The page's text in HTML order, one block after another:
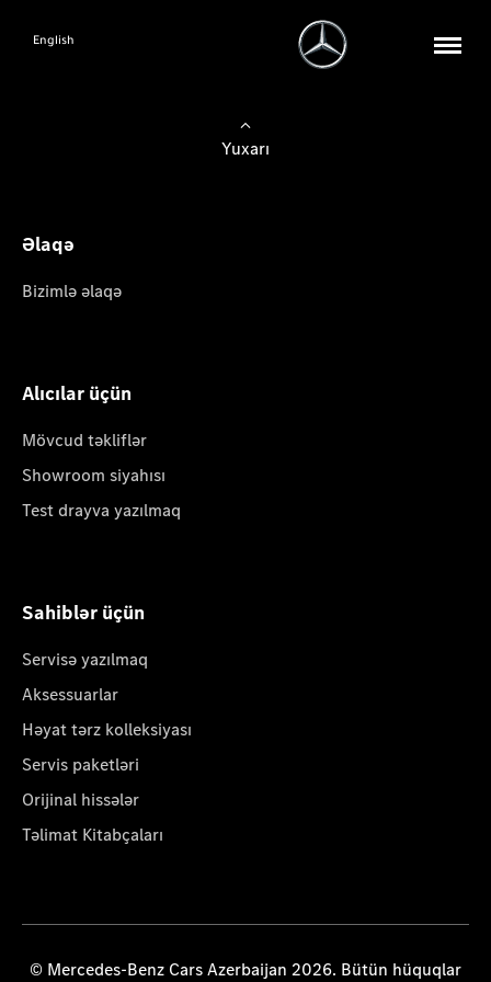
English
Yuxarı
Əlaqə
Bizimlə əlaqə
Alıcılar üçün
Mövcud təkliflər
Showroom siyahısı
Test drayva yazılmaq
Sahiblər üçün
Servisə yazılmaq
Aksessuarlar
Həyat tərz kolleksiyası
Servis paketləri
Orijinal hissələr
Təlimat Kitabçaları
© Mercedes-Benz Cars Azerbaijan 2026. Bütün hüquqlar